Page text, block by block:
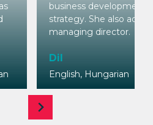
business development
strategy. She also acts
managing director.
Dil
English, Hungarian